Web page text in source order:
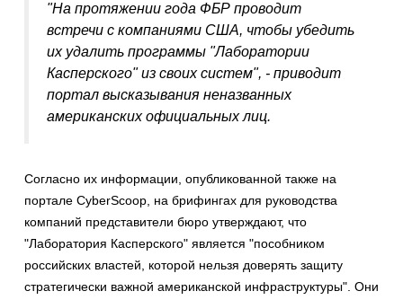
"На протяжении года ФБР проводит
встречи с компаниями США, чтобы убедить
их удалить программы "Лаборатории
Касперского" из своих систем", - приводит
портал высказывания неназванных
американских официальных лиц.
Согласно их информации, опубликованной также на
портале CyberScoop, на брифингах для руководства
компаний представители бюро утверждают, что
"Лаборатория Касперского" является "пособником
российских властей, которой нельзя доверять защиту
стратегически важной американской инфраструктуры". Они